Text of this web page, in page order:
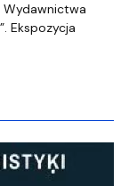
Wydawnictwa
Ekspozycja